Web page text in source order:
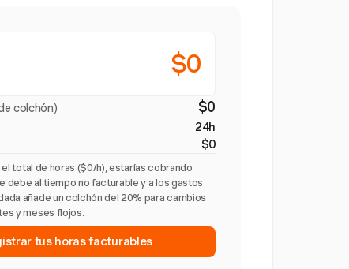
$0
colchón) $0
24h
$0
total de horas ($0/h), estarías cobrando
debe al tiempo no facturable y a los gastos
añade un colchón del 20% para cambios
y meses flojos.
tus horas facturables